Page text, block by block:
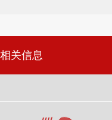
相关信息